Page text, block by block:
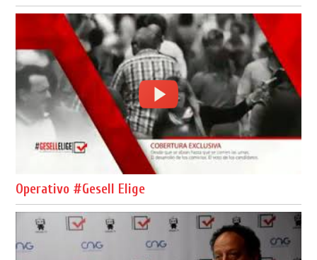
Operativo #Gesell Elige